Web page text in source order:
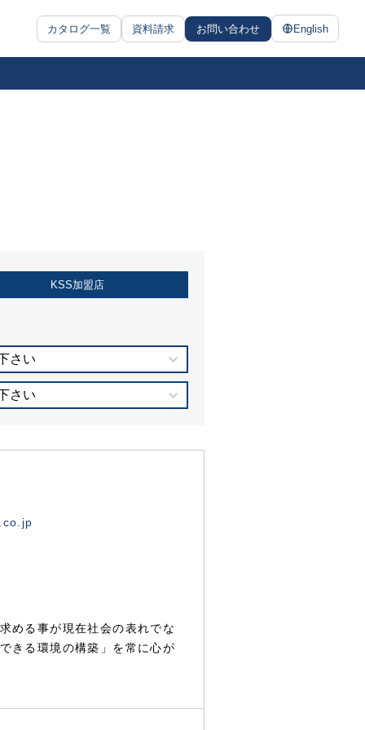
カタログ一覧 資料請求 お問い合わせ English
KSS加盟店
さい
さい
める事が現在社会の表れでな
きる環境の構築」を常に心が